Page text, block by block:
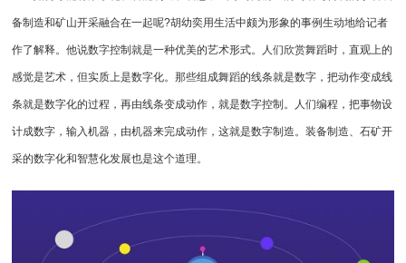
备制造和矿山开采融合在一起呢?胡幼奕用生活中颇为形象的事例生动地给记者
作了解释。他说数字控制就是一种优美的艺术形式。人们欣赏舞蹈时，直观上的
感觉是艺术，但实质上是数字化。那些组成舞蹈的线条就是数字，把动作变成线
条就是数字化的过程，再由线条变成动作，就是数字控制。人们编程，把事物设
计成数字，输入机器，由机器来完成动作，这就是数字制造。装备制造、石矿开
采的数字化和智慧化发展也是这个道理。